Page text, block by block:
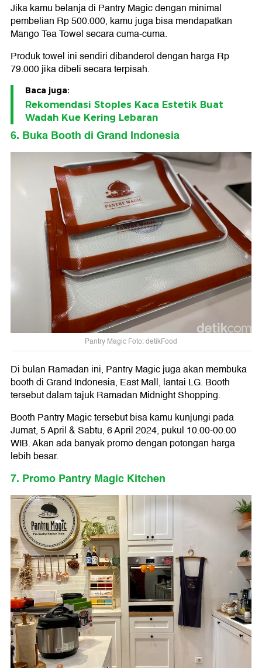
Jika kamu belanja di Pantry Magic dengan minimal
pembelian Rp 500.000, kamu juga bisa mendapatkan
Mango Tea Towel secara cuma-cuma.
Produk towel ini sendiri dibanderol dengan harga Rp
79.000 jika dibeli secara terpisah.
Baca juga:
Rekomendasi Stoples Kaca Estetik Buat
Wadah Kue Kering Lebaran
6. Buka Booth di Grand Indonesia
Pantry Magic Foto: detikFood
Di bulan Ramadan ini, Pantry Magic juga akan membuka
booth di Grand Indonesia, East Mall, lantai LG. Booth
tersebut dalam tajuk Ramadan Midnight Shopping.
Booth Pantry Magic tersebut bisa kamu kunjungi pada
Jumat, 5 April & Sabtu, 6 April 2024, pukul 10.00-00.00
WIB. Akan ada banyak promo dengan potongan harga
lebih besar.
7. Promo Pantry Magic Kitchen